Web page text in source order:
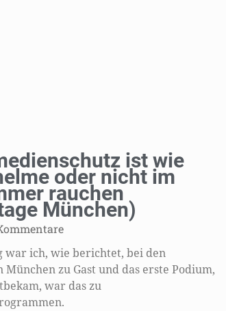
ist wie
oder nicht im
rauchen
München)
war ich, wie berichtet, bei den
zu Gast und das erste Podium,
war das zu